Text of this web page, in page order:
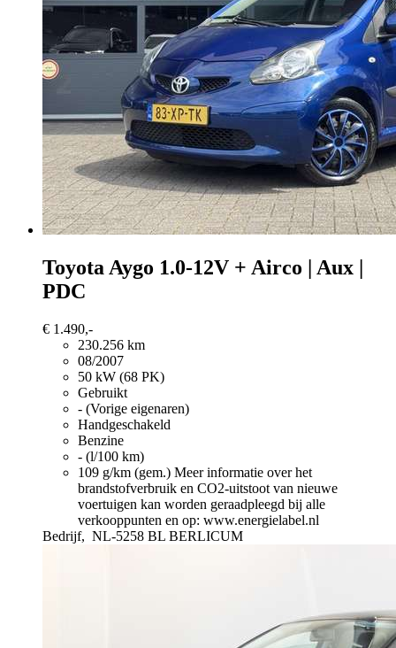
Toyota Aygo 1.0-12V + Airco | Aux |
PDC
€ 1.490,-
230.256 km
08/2007
50 kW (68 PK)
Gebruikt
- (Vorige eigenaren)
Handgeschakeld
Benzine
- (l/100 km)
109 g/km (gem.) Meer informatie over het
brandstofverbruik en CO2-uitstoot van nieuwe
voertuigen kan worden geraadpleegd bij alle
verkooppunten en op: www.energielabel.nl
Bedrijf, NL-5258 BL BERLICUM